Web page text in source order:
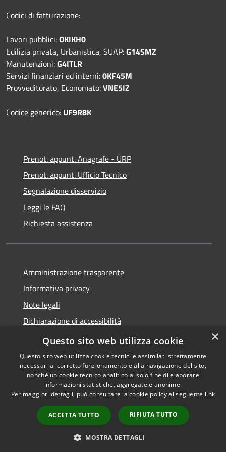
Codici di fatturazione:
Lavori pubblici:OKIKH0
Edilizia privata, Urbanistica, SUAP:G14SMZ
Manutenzioni:G4ITLR
Servizi finanziari ed interni:0KF45M
Provveditorato, Economato:VNE5IZ
Codice generico: UF9R8K
Prenot. appunt. Anagrafe - URP
Prenot. appunt. Ufficio Tecnico
Segnalazione disservizio
Leggi le FAQ
Richiesta assistenza
Amministrazione trasparente
Informativa privacy
Note legali
Dichiarazione di accessibilità
Whistleblowing
Accessibilità
Copyright © 2026 • Comune di
Certaldo • Powered by
Municipium•
Accesso
redazione
×
Questo sito web utilizza cookie
Questo sito web utilizza cookie tecnici e assimilati strettamente
necessari al corretto funzionamento e alla navigazione del sito,
nonché un cookie tecnico analitico al solo fine di elaborare
informazioni statistiche, aggregate e anonime.
Per maggiori dettagli, può consultare la cookie policy al seguente link
ACCETTA TUTTO RIFIUTA TUTTO
MOSTRA DETTAGLI